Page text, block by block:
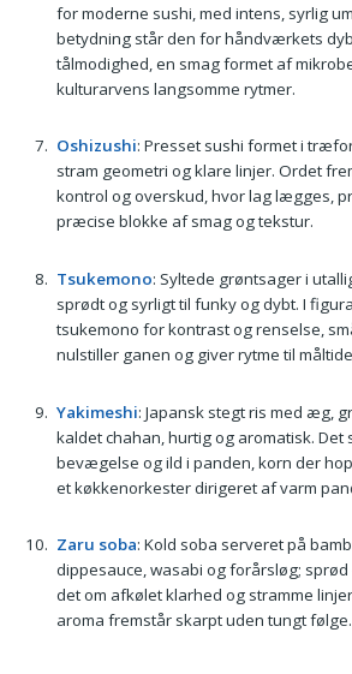
for moderne sushi, med intens, syrlig
betydning står den for håndværkets
tålmodighed, en smag formet af
kulturarvens langsomme rytmer.
Oshizushi: Presset sushi formet i
stram geometri og klare linjer. Ordet
kontrol og overskud, hvor lag lægges,
præcise blokke af smag og tekstur.
Tsukemono: Syltede grøntsager i
sprødt og syrligt til funky og dybt. I
tsukemono for kontrast og renselse,
nulstiller ganen og giver rytme til
Yakimeshi: Japansk stegt ris med æg,
kaldet chahan, hurtig og aromatisk. Det
bevægelse og ild i panden, korn der
et køkkenorkester dirigeret af varm
Zaru soba: Kold soba serveret på
dippesauce, wasabi og forårsløg;
det om afkølet klarhed og stramme
aroma fremstår skarpt uden tungt følge.